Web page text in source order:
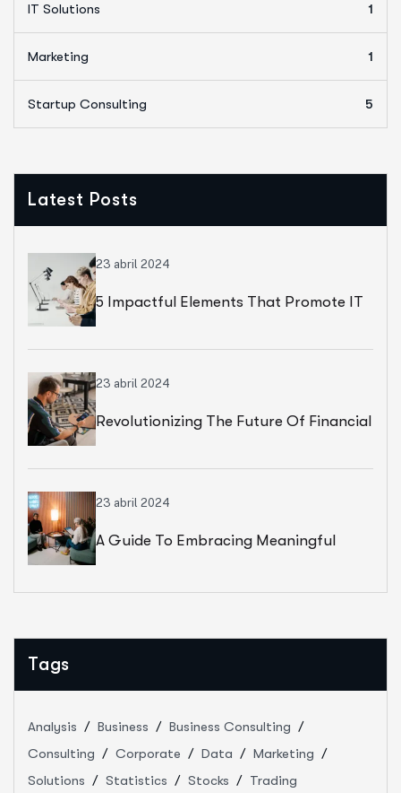
IT Solutions 1
Marketing 1
Startup Consulting 5
Latest Posts
23 abril 2024
5 Impactful Elements That Promote IT
23 abril 2024
Revolutionizing The Future Of Financial
23 abril 2024
A Guide To Embracing Meaningful
Tags
Analysis Business
Business Consulting
Consulting
Corporate Data
Marketing
Solutions
Statistics Stocks Trading